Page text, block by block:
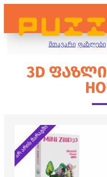
მთავარი ფაზლები
3D ᲤᲐᲖᲚᲘ
არ არის მარაგში